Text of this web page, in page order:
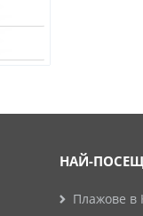
НАЙ-
Плажове в